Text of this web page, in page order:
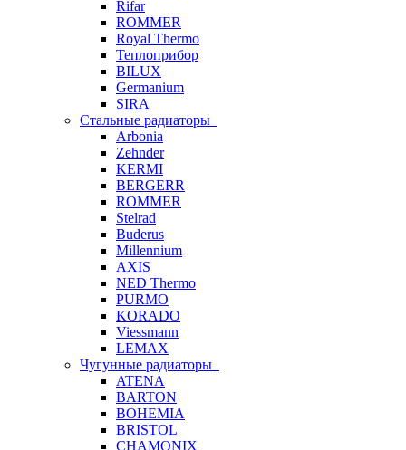
Rifar
ROMMER
Royal Thermo
Теплоприбор
BILUX
Germanium
SIRA
Стальные радиаторы
Arbonia
Zehnder
KERMI
BERGERR
ROMMER
Stelrad
Buderus
Millennium
AXIS
NED Thermo
PURMO
KORADO
Viessmann
LEMAX
Чугунные радиаторы
ATENA
BARTON
BOHEMIA
BRISTOL
CHAMONIX